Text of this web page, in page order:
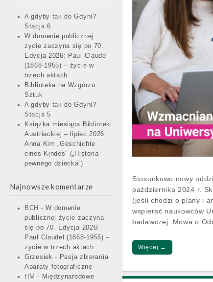
A gdyby tak do Gdyni?
Stacja 6
W domenie publicznej
życie zaczyna się po 70.
Edycja 2026: Paul Claudel
(1868-1955) – życie w
trzech aktach
Biblioteka na Wzgórzu
Sztuk
A gdyby tak do Gdyni?
Stacja 5
Książka miesiąca Biblioteki
Austriackiej – lipiec 2026:
Anna Kim „Geschichte
eines Kindes” („Historia
pewnego dziecka”)
Najnowsze komentarze
BCH -W domenie
publicznej życie zaczyna
się po 70. Edycja 2026:
Paul Claudel (1868-1955) –
życie w trzech aktach
Grzesiek - Pasja zbierania.
Aparaty fotograficzne
HM - Międzynarodowe
Stosunkowo nowy
października 2024 r.
(jeśli chodzi o plany i
wspierać naukowców
badawczej. Mowa o
Więcej →